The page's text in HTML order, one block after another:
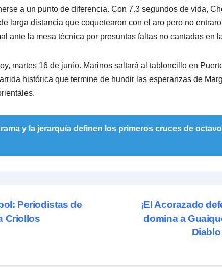
a un punto de diferencia. Con 7.3 segundos de vida,
larga distancia que coquetearon con el aro pero no
ante la mesa técnica por presuntas faltas no cantadas en
martes 16 de junio. Marinos saltará al tabloncillo en
histórica que termine de hundir las esperanzas de
y la jerarquía definen los primeros cruces de
¡El Acorazado
domina a
Periodistas de
Criollos